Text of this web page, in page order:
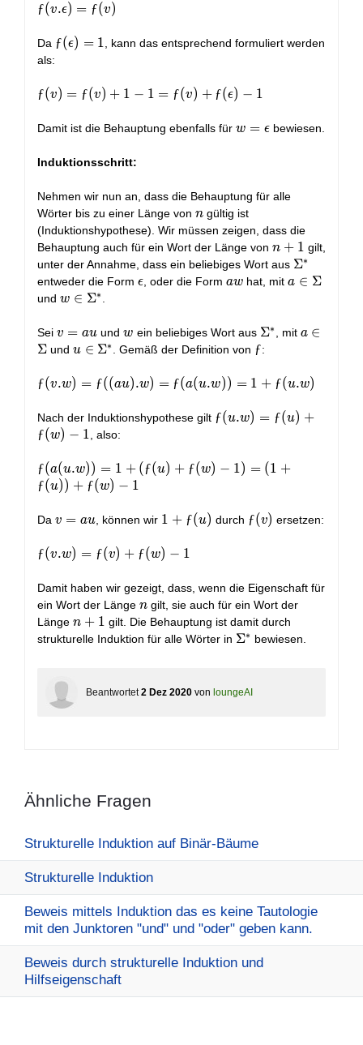
ƒ(v.\epsilon)
ƒ(v.ϵ) = ƒ(v)
Da ƒ(\epsilon)
ƒ(ϵ) = 1 , kann das entsprechend formuliert werden
als:
ƒ(v) =
1 = ƒ(v) +
- 1
ƒ(v) = ƒ(v) + 1 − 1 = ƒ(v) + ƒ(ϵ) − 1
Damit ist die Behauptung ebenfalls für w =
w = ϵbewiesen.
Induktionsschritt:
Nehmen wir nun an, dass die Behauptung für alle
Wörter bis zu einer Länge von n
n gültig ist
(Induktionshypothese). Wir müssen zeigen, dass die
Behauptung auch für ein Wort der Länge von n+1
n + 1 gilt,
unter der Annahme, dass ein beliebiges Wort aus \Sigma^*
Σ∗
entweder die Form \epsilon
ϵ , oder die Form aw
aw hat, mita \in
a ∈ Σ
und w \in
w ∈ Σ∗
Sei v
=
v = au undw
w ein beliebiges Wort aus \Sigma^*
Σ∗ , mit a \in
a ∈
Σ und u \in
u ∈ Σ∗ . Gemäß der Definition von ƒ
ƒ:
ƒ(v.w) =
=
ƒ(a(u.w))
ƒ(u.w)
ƒ(v.w) = ƒ((au).w) = ƒ(a(u.w) ) = 1 + ƒ(u.w)
Nach der Induktionshypothese gilt ƒ(u.w)=ƒ(u)+ƒ(w)-1
ƒ(u.w) = ƒ(u) +
ƒ(w) − 1 , also:
ƒ(a(u.w)) = 1
+
= (1 + ƒ(u))
ƒ(a(u.w) ) = 1 + (ƒ(u) + ƒ(w) − 1) = (1 +
ƒ(u) ) + ƒ(w) − 1
Da v
au
v = au , können wir 1 +
1 + ƒ(u) durch ƒ(v)
ƒ(v) ersetzen:
ƒ(v.w)
+
ƒ(w) -
1
ƒ(v.w) = ƒ(v) + ƒ(w) − 1
Damit haben wir gezeigt, dass, wenn die Eigenschaft für
ein Wort der Länge n
n gilt, sie auch für ein Wort der
Länge n+1
n + 1 gilt. Die Behauptung ist damit durch
strukturelle Induktion für alle Wörter in \Sigma^*
Σ∗ bewiesen.
Beantwortet 2 Dez 2020 von loungeAI
Ähnliche Fragen
Strukturelle Induktion auf Binär-Bäume
Strukturelle Induktion
Beweis mittels Induktion das es keine Tautologie
mit den Junktoren "und" und "oder" geben kann.
Beweis durch strukturelle Induktion und
Hilfseigenschaft